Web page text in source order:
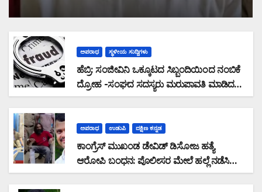
ಅಪರಾಧ ಸ್ಥಳೀಯ ಸುದ್ದಿಗಳು
ಹೆಬ್ರಿ: ಸಂಜೀವಿನಿ ಒಕ್ಕೂಟದ ಸಿಬ್ಬಂದಿಯಿಂದ ನಂಬಿಕೆ
ದ್ರೋಹ -ಸಂಘದ ಸದಸ್ಯರು ಮರುಪಾವತಿ ಮಾಡಿದ
ಸಾಲ ಜಮಾ ಮಾಡದೆ 28,19,489 ರೂ. ವಂಚನೆ
ಅಪರಾಧ ಉಡುಪಿ ದಕ್ಷಿಣ ಕನ್ನಡ
ಕಾಂಗ್ರೆಸ್ ಮುಖಂಡ ಡೇವಿಡ್ ಡಿಸೋಜ ಹತ್ಯೆ
ಆರೋಪಿ ಬಂಧನ: ಪೊಲೀಸರ ಮೇಲೆ ಹಲ್ಲೆ ನಡೆಸಿ
ಪರಾರಿಯಾಗುತ್ತಿದ್ದ ಆರೋಪಿ ಕಾಲಿಗೆ ಫೈರಿಂಗ್